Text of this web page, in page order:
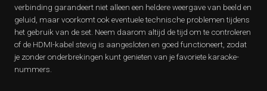
verbinding garandeert niet alleen een heldere weergave van beeld en
geluid, maar voorkomt ook eventuele technische problemen tijdens
het gebruik van de set. Neem daarom altijd de tijd om te controleren
of de HDMI-kabel stevig is aangesloten en goed functioneert, zodat
je zonder onderbrekingen kunt genieten van je favoriete karaoke-
nummers.